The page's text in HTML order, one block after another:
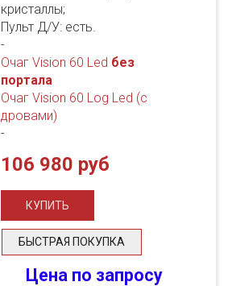
кристаллы;
Пульт Д/У: есть.
-
Очаг Vision 60 Led без
портала
Очаг Vision 60 Log Led (с
дровами)
-
106 980 руб
БЫСТРАЯ ПОКУПКА
Цена по запросу